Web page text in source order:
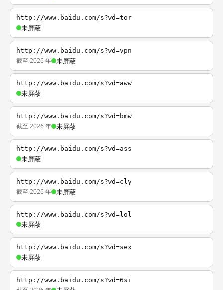
http://www.baidu.com/s?wd=tor
未屏蔽
http://www.baidu.com/s?wd=vpn
截至 2026 年 未屏蔽
http://www.baidu.com/s?wd=aww
未屏蔽
http://www.baidu.com/s?wd=bmw
截至 2026 年 未屏蔽
http://www.baidu.com/s?wd=ass
未屏蔽
http://www.baidu.com/s?wd=cly
截至 2026 年 未屏蔽
http://www.baidu.com/s?wd=lol
未屏蔽
http://www.baidu.com/s?wd=sex
未屏蔽
http://www.baidu.com/s?wd=6si